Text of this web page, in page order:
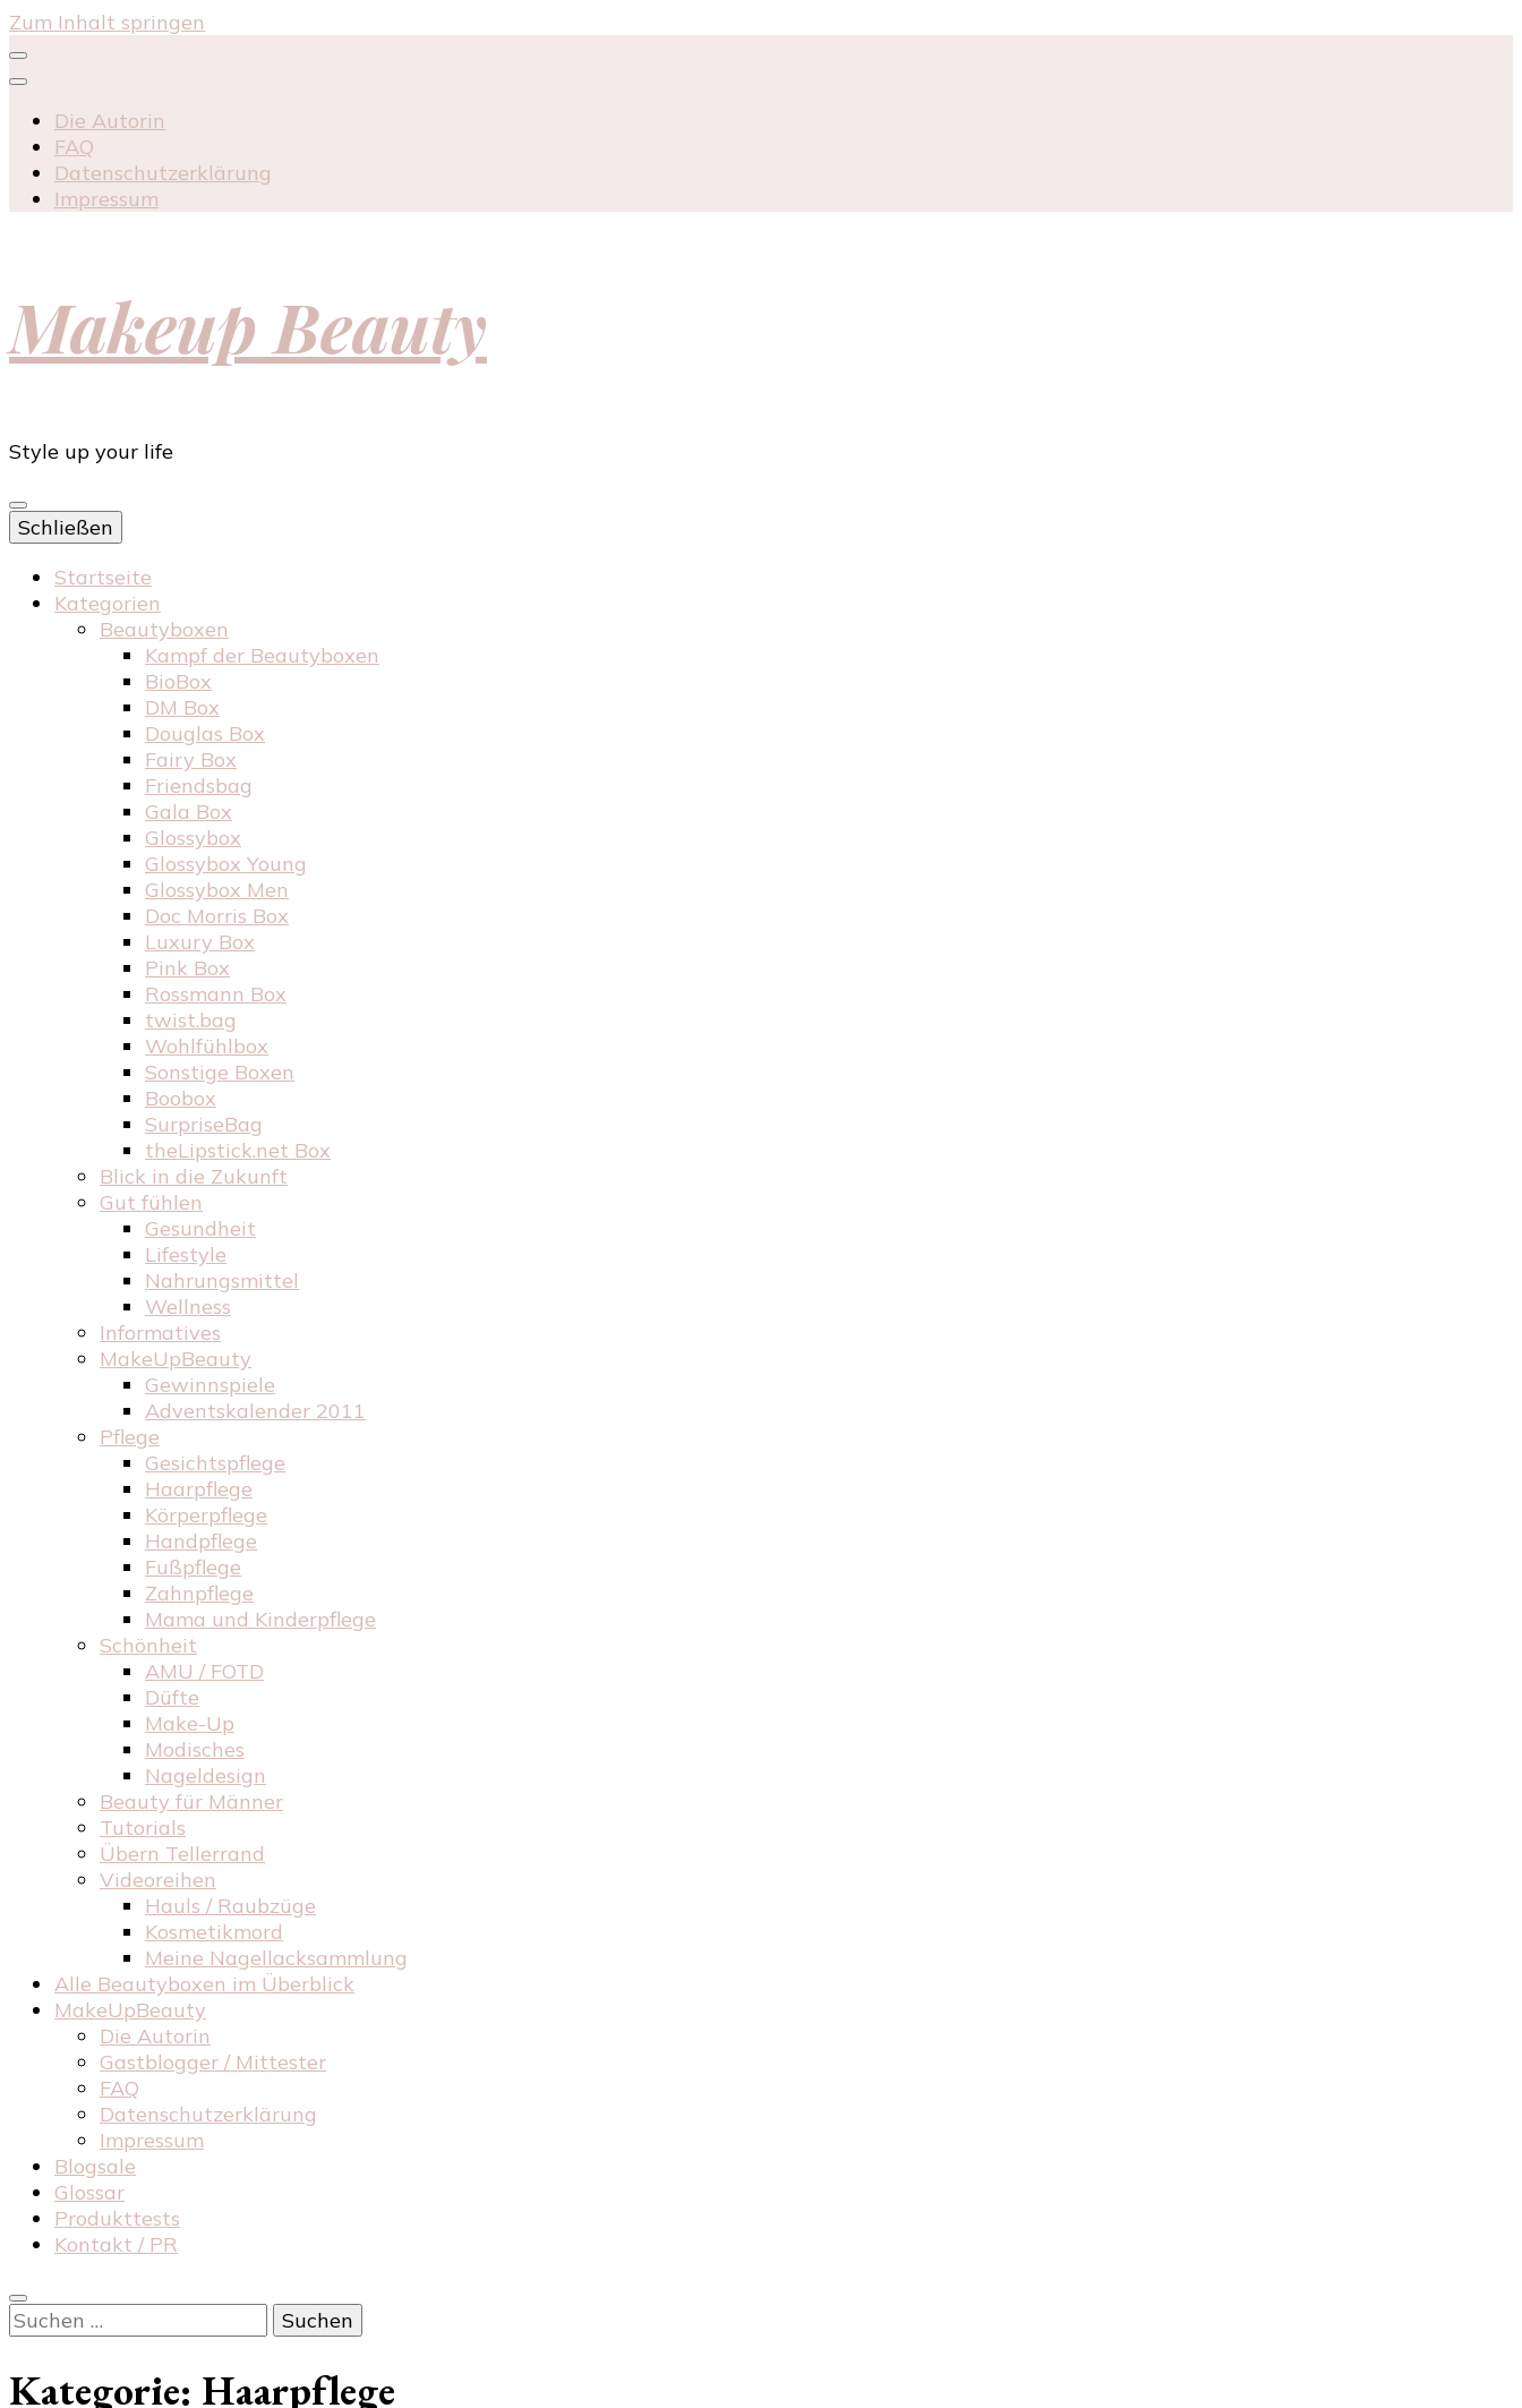
Zum Inhalt springen
Die Autorin
FAQ
Datenschutzerklärung
Impressum
Makeup Beauty
Style up your life
Schließen
Startseite
Kategorien
Beautyboxen
Kampf der Beautyboxen
BioBox
DM Box
Douglas Box
Fairy Box
Friendsbag
Gala Box
Glossybox
Glossybox Young
Glossybox Men
Doc Morris Box
Luxury Box
Pink Box
Rossmann Box
twist.bag
Wohlfühlbox
Sonstige Boxen
Boobox
SurpriseBag
theLipstick.net Box
Blick in die Zukunft
Gut fühlen
Gesundheit
Lifestyle
Nahrungsmittel
Wellness
Informatives
MakeUpBeauty
Gewinnspiele
Adventskalender 2011
Pflege
Gesichtspflege
Haarpflege
Körperpflege
Handpflege
Fußpflege
Zahnpflege
Mama und Kinderpflege
Schönheit
AMU / FOTD
Düfte
Make-Up
Modisches
Nageldesign
Beauty für Männer
Tutorials
Übern Tellerrand
Videoreihen
Hauls / Raubzüge
Kosmetikmord
Meine Nagellacksammlung
Alle Beautyboxen im Überblick
MakeUpBeauty
Die Autorin
Gastblogger / Mittester
FAQ
Datenschutzerklärung
Impressum
Blogsale
Glossar
Produkttests
Kontakt / PR
Suchen
nach:
Kategorie: Haarpflege